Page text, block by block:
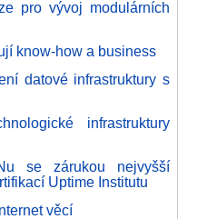
pro vývoj modulárních
know-how a business
datové infrastruktury s
infrastruktury
se zárukou nejvyšší
Uptime Institutu
věcí